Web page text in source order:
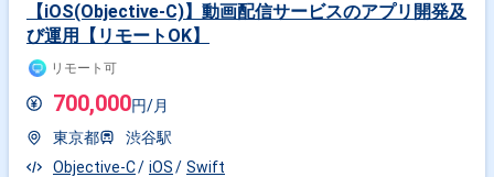
【iOS(Objective-C)】動画配信サービスのアプリ開発及
び運用【リモートOK】
リモート可
700,000円/月
東京都
渋谷駅
Objective-C
iOS
Swift